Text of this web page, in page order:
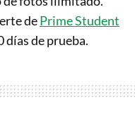
dePrime Student
días de prueba.